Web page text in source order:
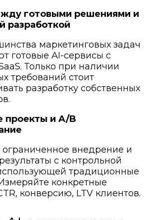
готовыми решениями и
разработкой
маркетинговых задач
готовые AI-сервисы с
Только при наличии
требований стоит
разработку собственных
проекты и A/B
ограниченное внедрение и
с контрольной
традиционные
конкретные
конверсию, LTV клиентов.